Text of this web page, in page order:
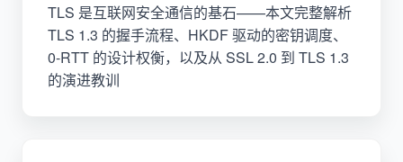
TLS 是互联网安全通信的基石——本文完整解析
TLS 1.3 的握手流程、HKDF 驱动的密钥调度、
0-RTT 的设计权衡，以及从 SSL 2.0 到 TLS 1.3
的演进教训